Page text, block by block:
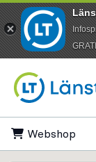
Webshop